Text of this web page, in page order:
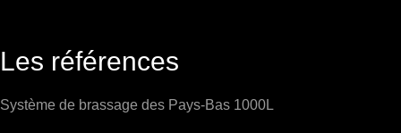
Les références
Système de brassage des Pays-Bas 1000L